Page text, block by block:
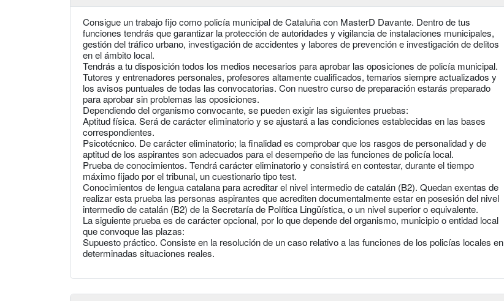
Consigue un trabajo fijo como policía municipal de Cataluña con MasterD Davante. Dentro de tus
funciones tendrás que garantizar la protección de autoridades y vigilancia de instalaciones municipales,
gestión del tráfico urbano, investigación de accidentes y labores de prevención e investigación de delitos
en el ámbito local.
Tendrás a tu disposición todos los medios necesarios para aprobar las oposiciones de policía municipal.
Tutores y entrenadores personales, profesores altamente cualificados, temarios siempre actualizados y
los avisos puntuales de todas las convocatorias. Con nuestro curso de preparación estarás preparado
para aprobar sin problemas las oposiciones.
Dependiendo del organismo convocante, se pueden exigir las siguientes pruebas:
Aptitud física. Será de carácter eliminatorio y se ajustará a las condiciones establecidas en las bases
correspondientes.
Psicotécnico. De carácter eliminatorio; la finalidad es comprobar que los rasgos de personalidad y de
aptitud de los aspirantes son adecuados para el desempeño de las funciones de policía local.
Prueba de conocimientos. Tendrá carácter eliminatorio y consistirá en contestar, durante el tiempo
máximo fijado por el tribunal, un cuestionario tipo test.
Conocimientos de lengua catalana para acreditar el nivel intermedio de catalán (B2). Quedan exentas de
realizar esta prueba las personas aspirantes que acrediten documentalmente estar en posesión del nivel
intermedio de catalán (B2) de la Secretaría de Política Lingüística, o un nivel superior o equivalente.
La siguiente prueba es de carácter opcional, por lo que depende del organismo, municipio o entidad local
que convoque las plazas:
Supuesto práctico. Consiste en la resolución de un caso relativo a las funciones de los policías locales en
determinadas situaciones reales.